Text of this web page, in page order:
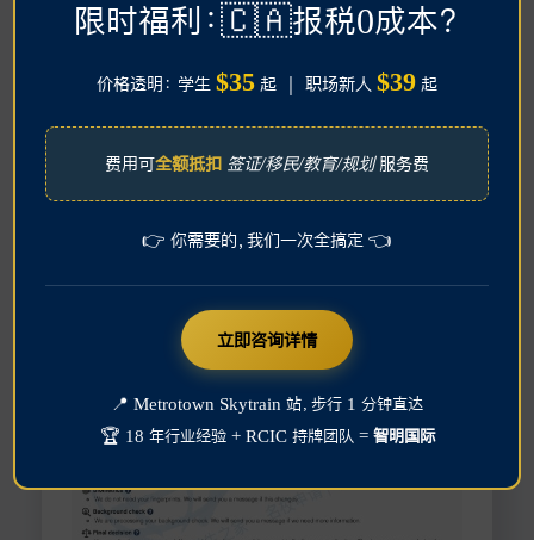
学签 工签 访客
限时福利：🇨🇦报税0成本？
价格透明： 学生 $35 起 ｜ 职场新人 $39 起
费用可全额抵扣 签证/移民/教育/规划服务费
👉 你需要的，我们一次全搞定 👈
立即咨询详情
📍 Metrotown Skytrain 站，步行 1 分钟直达
🏆 18 年行业经验 + RCIC 持牌团队 = 智明国际